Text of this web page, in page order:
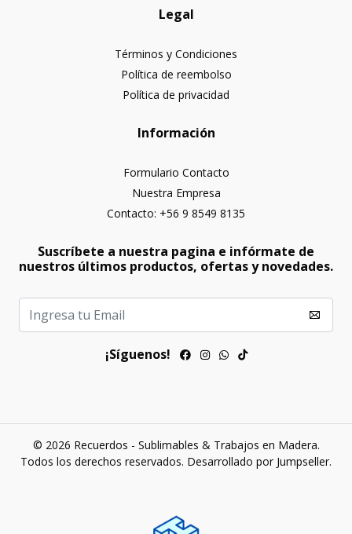
Legal
Términos y Condiciones
Política de reembolso
Política de privacidad
Información
Formulario Contacto
Nuestra Empresa
Contacto: +56 9 8549 8135
Suscríbete a nuestra pagina e infórmate de
nuestros últimos productos, ofertas y novedades.
¡Síguenos!
© 2026 Recuerdos - Sublimables & Trabajos en Madera.
Todos los derechos reservados. Desarrollado por Jumpseller.